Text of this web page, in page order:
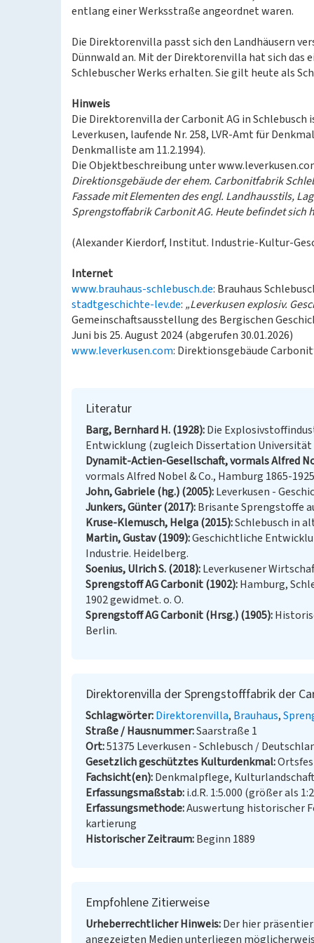
entlang einer Werksstraße angeordnet waren.
Die Direktorenvilla passt sich den Landhäusern
Dünnwald an. Mit der Direktorenvilla hat sich das
Schlebuscher Werks erhalten. Sie gilt heute als
Hinweis
Die Direktorenvilla der Carbonit AG in
Leverkusen, laufende Nr. 258, LVR-Amt für
Denkmalliste am 11.2.1994).
Die Objektbeschreibung unter
Direktionsgebäude der ehem. Carbonitfabrik
Fassade mit Elementen des engl. Landhausstils,
Sprengstoffabrik Carbonit AG. Heute befindet sich
(Alexander Kierdorf, Institut. Industrie-Kultur-
Internet
www.brauhaus-schlebusch.de: Brauhaus
stadtgeschichte-lev.de: „Leverkusen explosiv.
Gemeinschaftsausstellung des Bergischen
Juni bis 25. August 2024 (abgerufen 30.01.2026)
www.leverkusen.com: Direktionsgebäude
Literatur
Barg, Bernhard H. (1928) Die
Entwicklung (zugleich Dissertation Universität
Dynamit-Actien-Gesellschaft, vormals Alfred
vormals Alfred Nobel & Co., Hamburg 1865-
John, Gabriele (hg.) (2005) Leverkusen -
Junkers, Günter (2017) Brisante Sprengstoffe
Kruse-Klemusch, Helga (2015) Schlebusch in
Martin, Gustav (1909) Geschichtliche
Industrie. Heidelberg.
Soenius, Ulrich S. (2018) Leverkusener
Sprengstoff AG Carbonit (1902) Hamburg,
1902 gewidmet. o. O.
Sprengstoff AG Carbonit (Hrsg.) (1905)
Berlin.
Direktorenvilla der Sprengstofffabrik der
Schlagwörter Direktorenvilla Brauhaus
Straße / Hausnummer Saarstraße 1
Ort 51375 Leverkusen - Schlebusch /
Gesetzlich geschütztes Kulturdenkmal
Fachsicht(en) Denkmalpflege,
Erfassungsmaßstab i.d.R. 1:5.000 (größer als
Erfassungsmethode Auswertung historischer
kartierung
Historischer Zeitraum Beginn 1889
Empfohlene Zitierweise
Urheberrechtlicher Hinweis Der hier
angezeigten Medien unterliegen